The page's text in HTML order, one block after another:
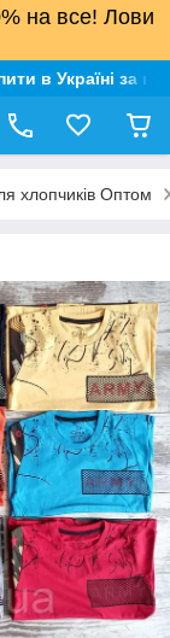
на все! Лови
в Україні за
хлопчиків Оптом